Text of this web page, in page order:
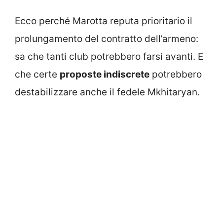
Ecco perché Marotta reputa prioritario il
prolungamento del contratto dell’armeno:
sa che tanti club potrebbero farsi avanti. E
che certe proposte indiscrete potrebbero
destabilizzare anche il fedele Mkhitaryan.